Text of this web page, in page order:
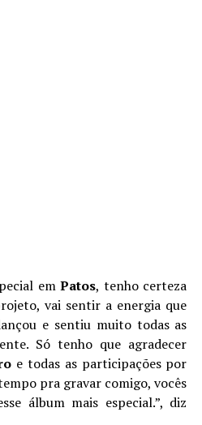
emPatos, tenho certeza
vai sentir a energia que
e sentiu muito todas as
Só tenho que agradecer
e todas as participações por
pra gravar comigo, vocês
álbum mais especial.”, diz